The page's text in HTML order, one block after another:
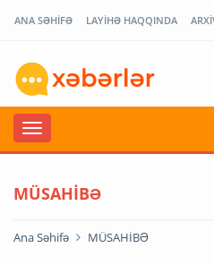
ANA SƏHİFƏ LAYİHƏ HAQQINDA
MÜSAHİBƏ
Ana Səhifə MÜSAHİBƏ